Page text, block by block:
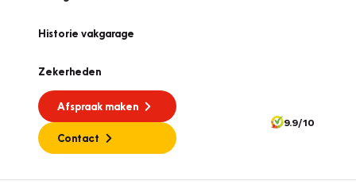
Historie vakgarage
Zekerheden
Afspraak maken
Contact
9.9/10